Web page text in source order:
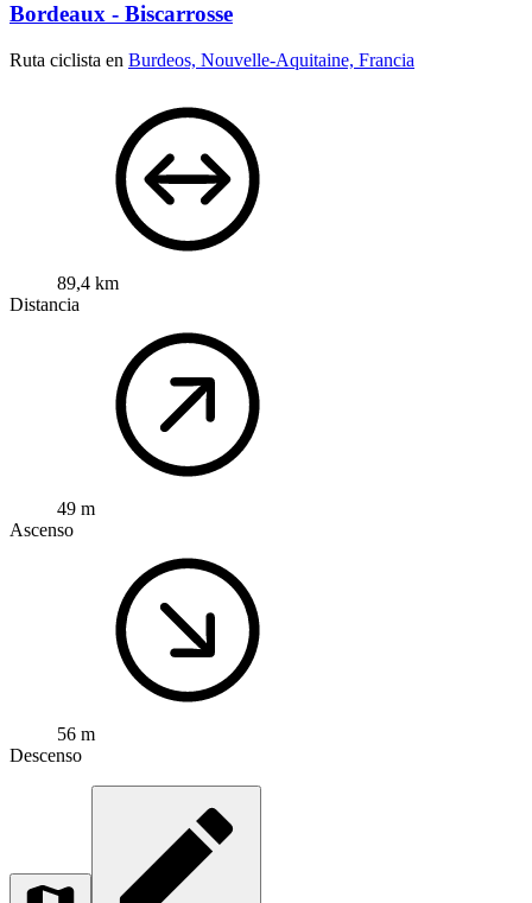
Bordeaux - Biscarrosse
Ruta ciclista en Burdeos, Nouvelle-Aquitaine, Francia
89,4 km
Distancia
49 m
Ascenso
56 m
Descenso